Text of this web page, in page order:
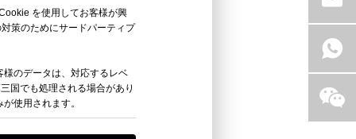
を使用してお客様が興
策のためにサードパーティプ
様のデータは、対応するレベ
国でも処理される場合があり
使用されます。